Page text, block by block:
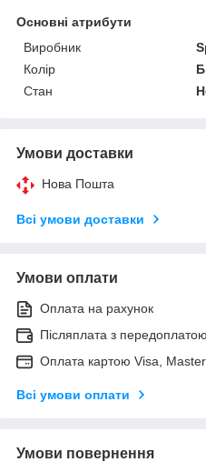
Основні атрибути
Виробник
Колір
Стан
Умови доставки
Нова Пошта
Всі умови доставки
Умови оплати
Оплата на рахунок
Післяплата з
Оплата картою Visa,
Всі умови оплати
Умови повернення